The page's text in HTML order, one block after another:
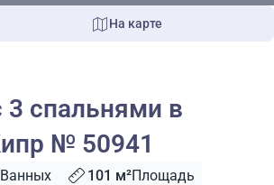
На карте
3 спальнями в
№ 50941
Ванных 101 м²Площадь